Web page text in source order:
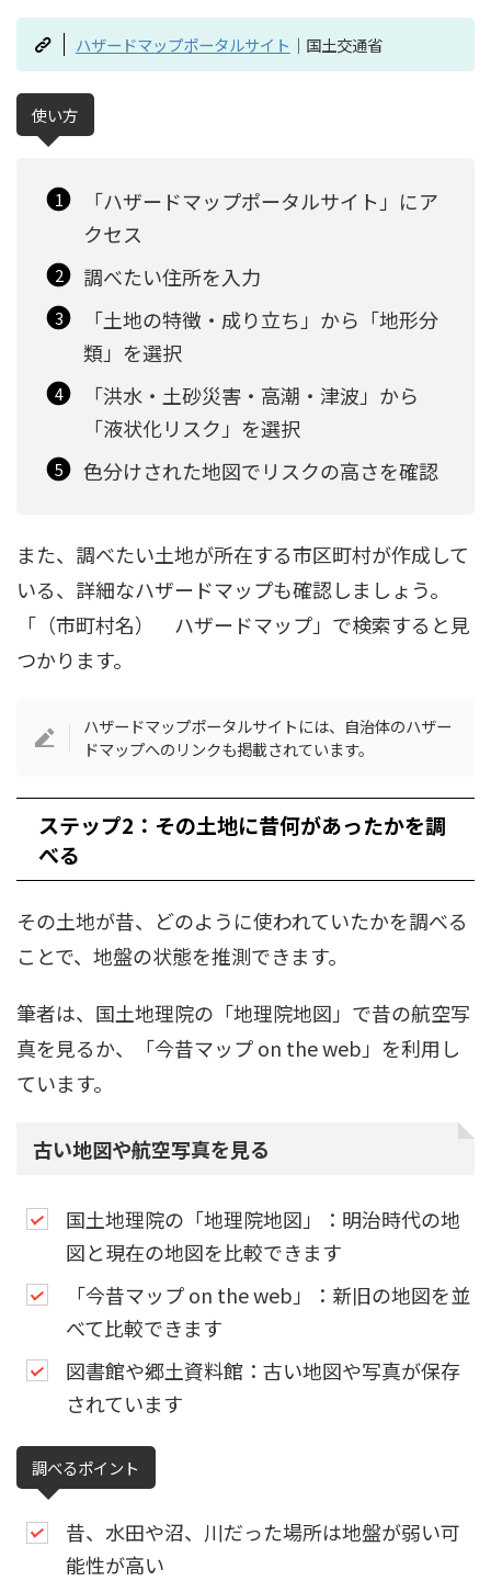
ハザードマップポータルサイト ｜国土交通省
使い方
「ハザードマップポータルサイト」にア
クセス
調べたい住所を入力
「土地の特徴・成り立ち」から「地形分
類」を選択
「洪水・土砂災害・高潮・津波」から
「液状化リスク」を選択
色分けされた地図でリスクの高さを確認
また、調べたい土地が所在する市区町村が作成して
いる、詳細なハザードマップも確認しましょう。
「（市町村名） ハザードマップ」で検索すると見
つかります。
ハザードマップポータルサイトには、自治体のハザー
ドマップへのリンクも掲載されています。
ステップ2：その土地に昔何があったかを調
べる
その土地が昔、どのように使われていたかを調べる
ことで、地盤の状態を推測できます。
筆者は、国土地理院の「地理院地図」で昔の航空写
真を見るか、「今昔マップ on the web」を利用し
ています。
古い地図や航空写真を見る
国土地理院の「地理院地図」：明治時代の地
図と現在の地図を比較できます
「今昔マップ on the web」：新旧の地図を並
べて比較できます
図書館や郷土資料館：古い地図や写真が保存
されています
調べるポイント
昔、水田や沼、川だった場所は地盤が弱い可
能性が高い